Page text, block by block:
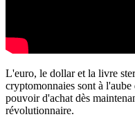
L'euro, le dollar et la livre
cryptomonnaies sont à
pouvoir d'achat dès
révolutionnaire.